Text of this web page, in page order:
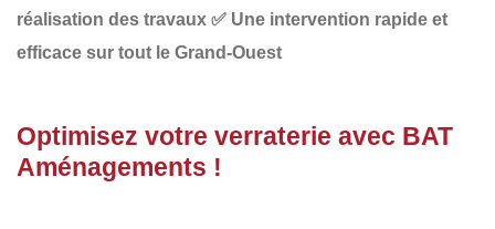
réalisation des travaux ✅ Une intervention rapide et
efficace sur tout le Grand-Ouest
Optimisez votre verraterie avec BAT
Aménagements !